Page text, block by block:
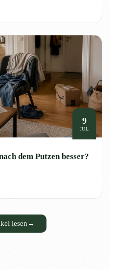
9
JUL
dem Putzen besser?
lesen →